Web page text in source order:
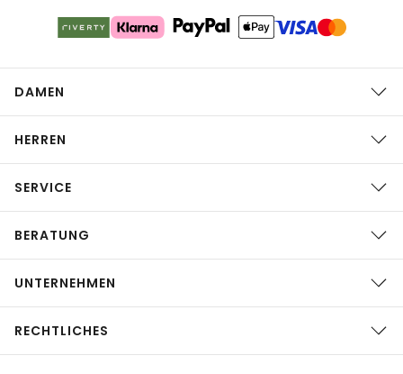
DAMEN
HERREN
SERVICE
BERATUNG
UNTERNEHMEN
RECHTLICHES